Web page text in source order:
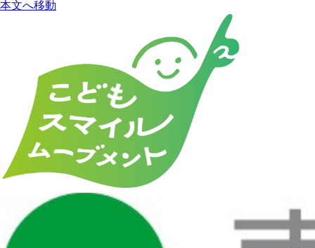
本文へ移動